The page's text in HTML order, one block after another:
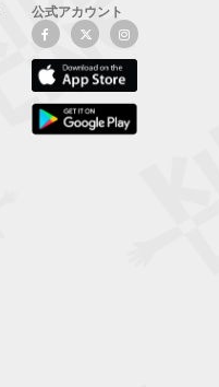
公式アカウント